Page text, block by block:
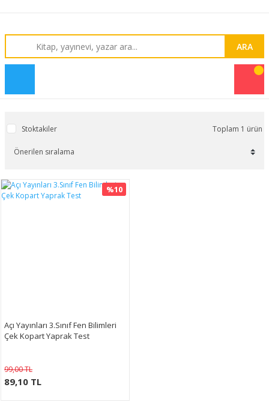
ARA
Stoktakiler Toplam 1 ürün
%10
Açı Yayınları 3.Sınıf Fen Bilimleri
Çek Kopart Yaprak Test
99,00 TL
89,10 TL